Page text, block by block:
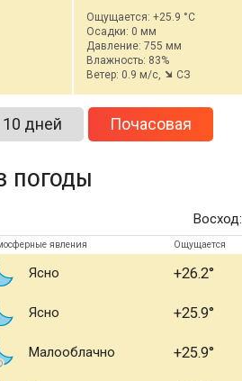
Ощущается: +25.9 °C
Осадки: 0 мм
Давление: 755 мм
Влажность: 83%
Ветер: 0.9 м/с,
СЗ
10 дней Почасовая
погоды
Восход:
явления Ощущается
Ясно +26.2
Ясно +25.9
Малооблачно +25.9